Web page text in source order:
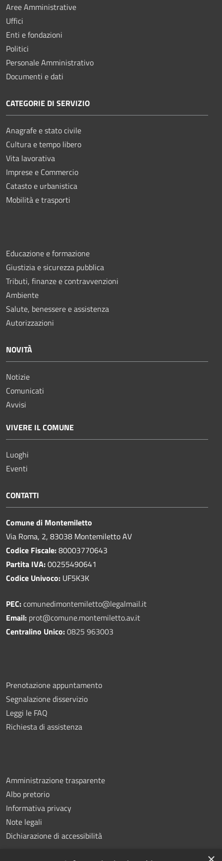
Aree Amministrative
Uffici
Enti e fondazioni
Politici
Personale Amministrativo
Documenti e dati
CATEGORIE DI SERVIZIO
Anagrafe e stato civile
Cultura e tempo libero
Vita lavorativa
Imprese e Commercio
Catasto e urbanistica
Mobilità e trasporti
Educazione e formazione
Giustizia e sicurezza pubblica
Tributi, finanze e contravvenzioni
Ambiente
Salute, benessere e assistenza
Autorizzazioni
NOVITÀ
Notizie
Comunicati
Avvisi
VIVERE IL COMUNE
Luoghi
Eventi
CONTATTI
Comune di Montemiletto
Via Roma, 2, 83038 Montemiletto AV
Codice Fiscale:80003770643
Partita IVA:00255490641
Codice Univoco: UF5K3K
PEC:comunedimontemiletto@legalmail.it
Email: prot@comune.montemiletto.av.it
Centralino Unico:0825 963003
Prenotazione appuntamento
Segnalazione disservizio
Leggi le FAQ
Richiesta di assistenza
Amministrazione trasparente
Albo pretorio
Informativa privacy
Note legali
Dichiarazione di accessibilità